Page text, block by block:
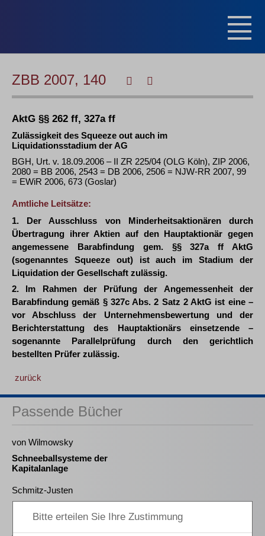
ZBB 2007, 140
AktG §§ 262 ff, 327a ff
Zulässigkeit des Squeeze out auch im
Liquidationsstadium der AG
BGH, Urt. v. 18.09.2006 – II ZR 225/04 (OLG Köln), ZIP 2006,
2080 = BB 2006, 2543 = DB 2006, 2506 = NJW-RR 2007, 99
= EWiR 2006, 673 (Goslar)
Amtliche Leitsätze:
1. Der Ausschluss von Minderheitsaktionären durch
Übertragung ihrer Aktien auf den Hauptaktionär gegen
angemessene Barabfindung gem. §§ 327a ff AktG
(sogenanntes Squeeze out) ist auch im Stadium der
Liquidation der Gesellschaft zulässig.
2. Im Rahmen der Prüfung der Angemessenheit der
Barabfindung gemäß § 327c Abs. 2 Satz 2 AktG ist eine –
vor Abschluss der Unternehmensbewertung und der
Berichterstattung des Hauptaktionärs einsetzende –
sogenannte Parallelprüfung durch den gerichtlich
bestellten Prüfer zulässig.
zurück
Passende Bücher
von Wilmowsky
Schneeballsysteme der
Kapitalanlage
Schmitz-Justen
Kommanditisten in der